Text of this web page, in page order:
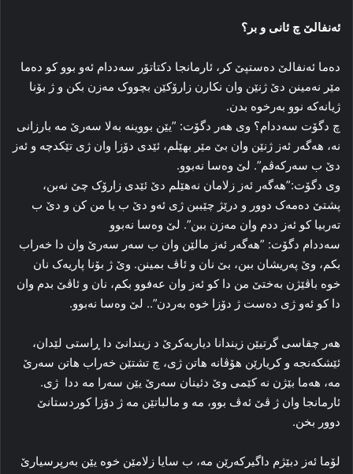
ئه‌نفالێ چ ئانی و بر؟
ده‌ما ئه‌نفالێ ده‌ستپێ کر، ئارمانجا دكتاتۆر سه‌ددام ئه‌و بوو کو ده‌ما
مێر نه‌مینن دێ ژنێن وان نکارن زارۆکێن بچووک مه‌زن بکن و ژ بۆنا
ژیانه‌که‌ نوو به‌رخوه‌ بدن.
چ دگۆت سه‌ددام؟ وی هه‌ر دگۆت: ”یێن بووینە به‌لا سه‌رێ مه‌ بارزانی
نه‌، هه‌گه‌ر ئه‌ز ژنێن وان بێ مێر بهێلم، ئێدی دۆزا وان ژی تێكدچە و ئه‌ز
دێ ب سه‌رکه‌ڤم”. لێ وه‌سا نه‌بوو.
وی دگۆت:”هه‌گه‌ر ئه‌ز زلامان نه‌هێلم دێ ئێدی زارۆک چێ نه‌بن،
پشتێ ده‌مه‌ک‌ دوور و درێژ چێببن ژی ئه‌و دێ ب یا من كن و دێ ب
ته‌ربیا کو ئه‌ز ددم وان مه‌زن ببن”. لێ وه‌سا نه‌بوو
سه‌ددام دگۆت: ”هه‌گه‌ر ئه‌ز مالێن وان ب سه‌ر سه‌رێ وان دا‌ خه‌راب
بکم، وێ په‌ریشان ببن، بێ نان و ئاڤ بمینن. وێ ژ بۆنا پاریه‌ک نان
خوه‌ باڤێژن به‌ختێ من دا کو ئه‌ز وان عه‌فوو بکم، نان و ئاڤێ بدم وان
دا کو ئه‌و ژی دەست ژ دۆزا خوه‌ به‌ردن”.. لێ وه‌سا نه‌بوو.
هه‌‌ر چقاسی گرتیێن زیندانا دیاربه‌کرێ د زیندانێ دا‌ ڕاستی لێدان،
ئێشکه‌نجه‌ و کریارێن هۆڤانه‌ هاتن ژی، چ تشتێن خه‌راب هاتن سه‌رێ
مه‌، هه‌ما بێژن نه‌ کێمی وێ دئینان سه‌رێ یێن سەرا مە ددا ‌ ژی.
ئارمانجا وان ژ ڤێ ئه‌ڤ بوو، مه‌ و مالباتێن مه‌ ژ دۆزا کوردستانێ
دوور بخن.
لۆما ئه‌ز دبێژم داگیرکه‌رێن مه‌، ب سایا زلامێن خوه‌ یێن به‌رپرسیارێ